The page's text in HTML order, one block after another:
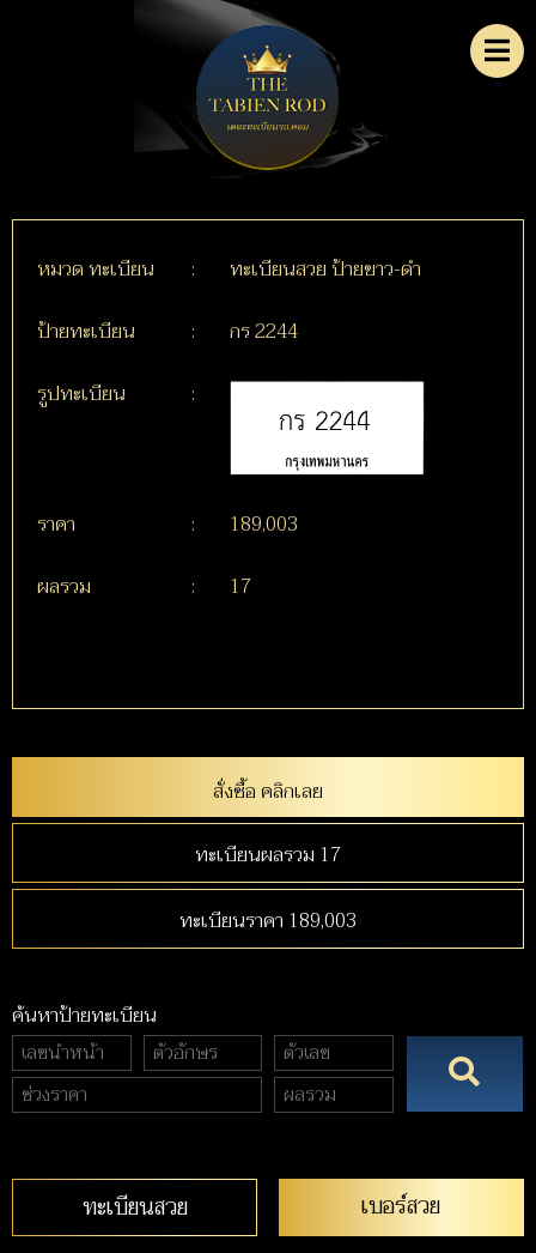
หมวด ทะเบียน :
ทะเบียนสวย ป้ายขาว-ดำ
ป้ายทะเบียน
:
กร 2244
รูปทะเบียน
:
ราคา :
189,003
ผลรวม
: 17
สั่งซื้อ คลิกเลย
ทะเบียนผลรวม 17
ทะเบียนราคา 189,003
ค้นหาป้ายทะเบียน
ทะเบียนสวย เบอร์สวย